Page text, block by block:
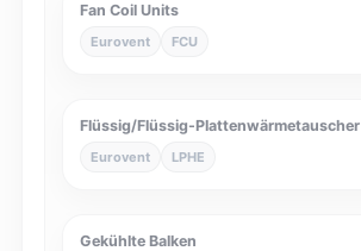
Fan Coil Units
Eurovent FCU
Flüssig/Flüssig-Plattenwärmetauscher
Eurovent LPHE
Gekühlte Balken